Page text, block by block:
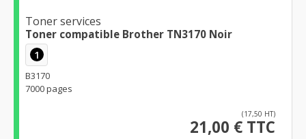
Toner services
Toner compatible Brother TN3170 Noir
1
B3170
7000 pages
(17,50 HT)
21,00 € TTC